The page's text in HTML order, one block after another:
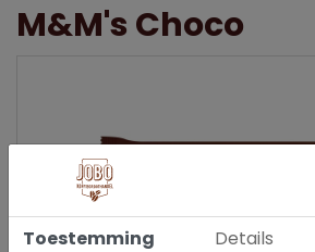
M&M's Choco
Toestemming Details